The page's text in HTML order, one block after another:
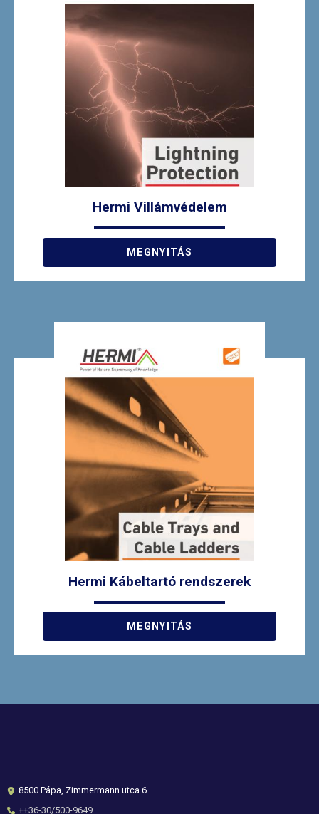
Hermi Villámvédelem
MEGNYITÁS
Hermi Kábeltartó rendszerek
MEGNYITÁS
8500 Pápa, Zimmermann utca 6.
++36-30/500-9649